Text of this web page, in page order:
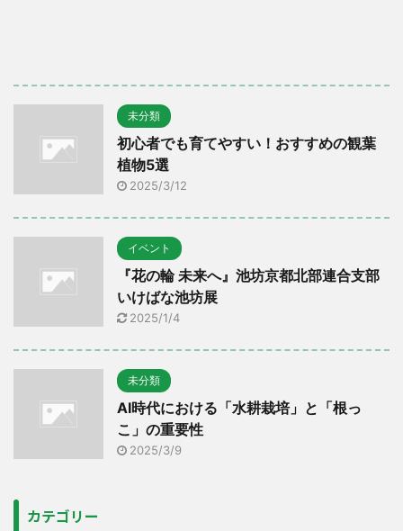
未分類
初心者でも育てやすい！おすすめの観葉
植物5選
2025/3/12
イベント
『花の輪 未来へ』池坊京都北部連合支部
いけばな池坊展
2025/1/4
未分類
AI時代における「水耕栽培」と「根っ
こ」の重要性
2025/3/9
カテゴリー